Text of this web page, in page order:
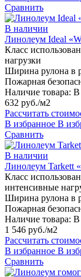
Сравнить
В наличии
Линолеум Ideal
Класс
нагрузки
Ширина рулона в
Пожарная
Наличие товара: В
632 руб./м2
Рассчитать
В избранное В
Сравнить
В наличии
Линолеум Tarkett
Класс
интенсивные
Ширина рулона в
Пожарная
Наличие товара: В
1 546 руб./м2
Рассчитать
В избранное В
Сравнить